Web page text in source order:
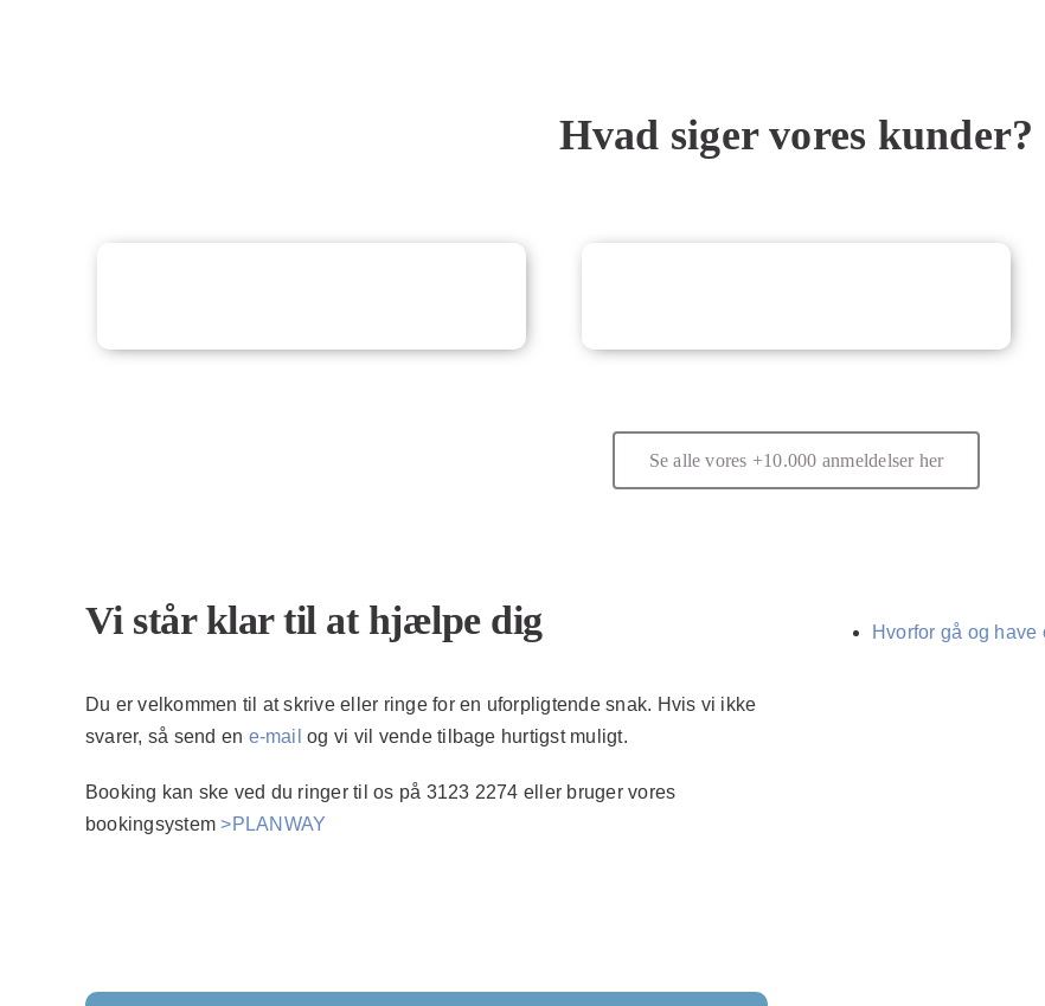
Hvad siger vores kunder?
Se alle vores +10.000 anmeldelser her
Vi står klar til at hjælpe dig
Du er velkommen til at skrive eller ringe for en uforpligtende snak. Hvis vi ikke
svarer, så send en e-mail og vi vil vende tilbage hurtigst muligt.
Booking kan ske ved du ringer til os på 3123 2274 eller bruger vores
bookingsystem>PLANWAY
Hvorfor gå og have